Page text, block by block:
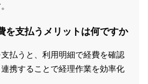
を支払うメリットは何ですか
払うと、利用明細で経費を確認
携することで経理作業を効率化